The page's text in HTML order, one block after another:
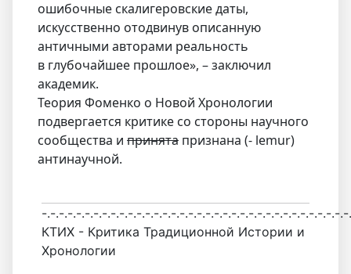
ошибочные скалигеровские даты,
искусственно отодвинув описанную
античными авторами реальность
в глубочайшее прошлое», – заключил
академик.
Теория Фоменко о Новой Хронологии
подвергается критике со стороны научного
сообщества и принята признана (- lemur)
антинаучной.
-.-.-.-.-.-.-.-.-.-.-.-.-.-.-.-.-.-.-.-.-.-.-.-.-.-.-.-.-.-.-.-.-.-.-
КТИХ - Критика Традиционной Истории и
Хронологии